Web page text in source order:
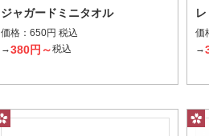
タオル全面を染めてプ
ジャガードミニタオル
価格： 650円 税込
→380円～税込
価
→